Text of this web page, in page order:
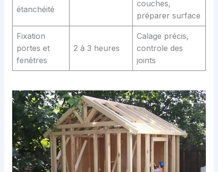
étanchéité
couches,
préparer surface
Fixation
portes et
fenêtres
2 à 3 heures
Calage précis,
controle des
joints